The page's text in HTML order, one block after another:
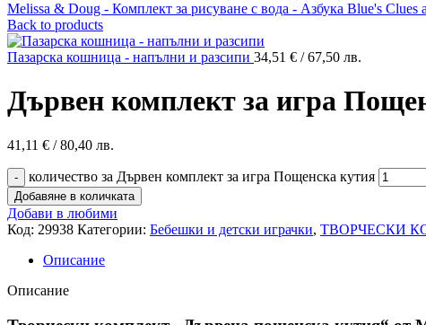
Melissa & Doug - Комплект за рисуване с вода - Азбука Blue's Clues
Back to products
Пазарска кошница - напълни и разсипи 34,51 € / 67,50 лв.
Дървен комплект за игра
41,11 € / 80,40 лв.
количество за Дървен комплект за игра Пощенска кутия
Добавяне в количката
Добави в любими
Код: 29938 Категории: Бебешки и детски играчки, ТВОРЧЕСКИ
Описание
Описание